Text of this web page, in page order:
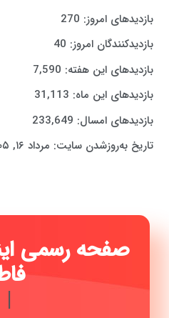
بازدیدهای امروز: 270
بازدیدکنندگان امروز: 40
بازدیدهای این هفته: 7,590
بازدیدهای این ماه: 31,113
بازدیدهای امسال: 233,649
تاریخ به‌روزشدن سایت: مرداد ۱۶, ۱۴۰۵
صفحه رسمی
فاطمه
|